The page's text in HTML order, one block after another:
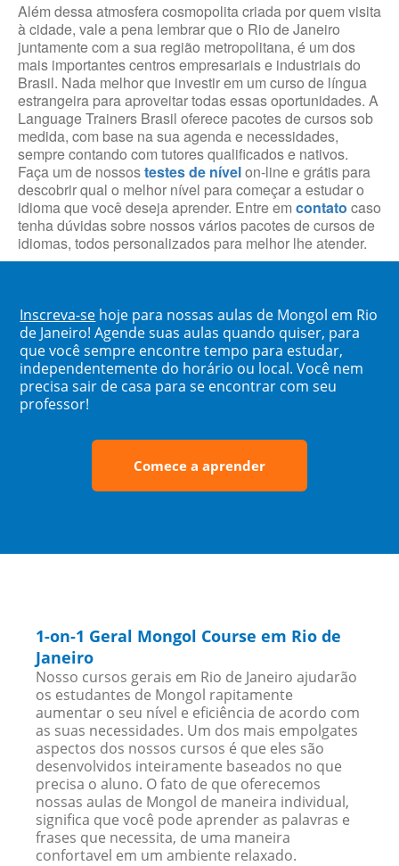
Além dessa atmosfera cosmopolita criada por quem visita
à cidade, vale a pena lembrar que o Rio de Janeiro
juntamente com a sua região metropolitana, é um dos
mais importantes centros empresariais e industriais do
Brasil. Nada melhor que investir em um curso de língua
estrangeira para aproveitar todas essas oportunidades. A
Language Trainers Brasil oferece pacotes de cursos sob
medida, com base na sua agenda e necessidades,
sempre contando com tutores qualificados e nativos.
Faça um de nossostestes de nívelon-line e grátis para
descobrir qual o melhor nível para começar a estudar o
idioma que você deseja aprender. Entre em contato caso
tenha dúvidas sobre nossos vários pacotes de cursos de
idiomas, todos personalizados para melhor lhe atender.
Inscreva-se hoje para nossas aulas de Mongol em Rio
de Janeiro! Agende suas aulas quando quiser, para
que você sempre encontre tempo para estudar,
independentemente do horário ou local. Você nem
precisa sair de casa para se encontrar com seu
professor!
Comece a aprender
1-on-1 Geral Mongol Course em Rio de
Janeiro
Nosso cursos gerais em Rio de Janeiro ajudarão
os estudantes de Mongol rapitamente
aumentar o seu nível e eficiência de acordo com
as suas necessidades. Um dos mais empolgates
aspectos dos nossos cursos é que eles são
desenvolvidos inteiramente baseados no que
precisa o aluno. O fato de que oferecemos
nossas aulas de Mongol de maneira individual,
significa que você pode aprender as palavras e
frases que necessita, de uma maneira
confortavel em um ambiente relaxado.